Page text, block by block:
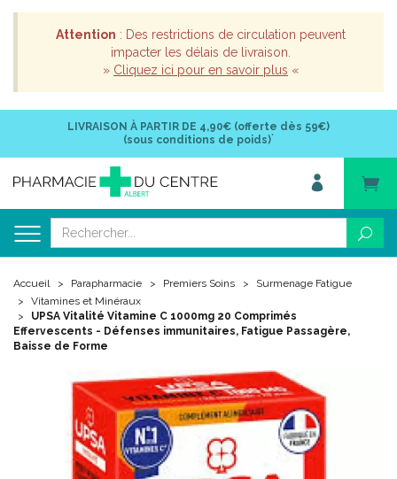
Attention : Des restrictions de circulation peuvent
impacter les délais de livraison.
» Cliquez ici pour en savoir plus «
LIVRAISON À PARTIR DE 4,90€ (offerte dès 59€)
(sous conditions de poids)*
Accueil Parapharmacie Premiers Soins
Surmenage Fatigue
Vitamines et Minéraux
UPSA Vitalité Vitamine C 1000mg 20 Comprimés
Effervescents - Défenses immunitaires, Fatigue Passagère,
Baisse de Forme